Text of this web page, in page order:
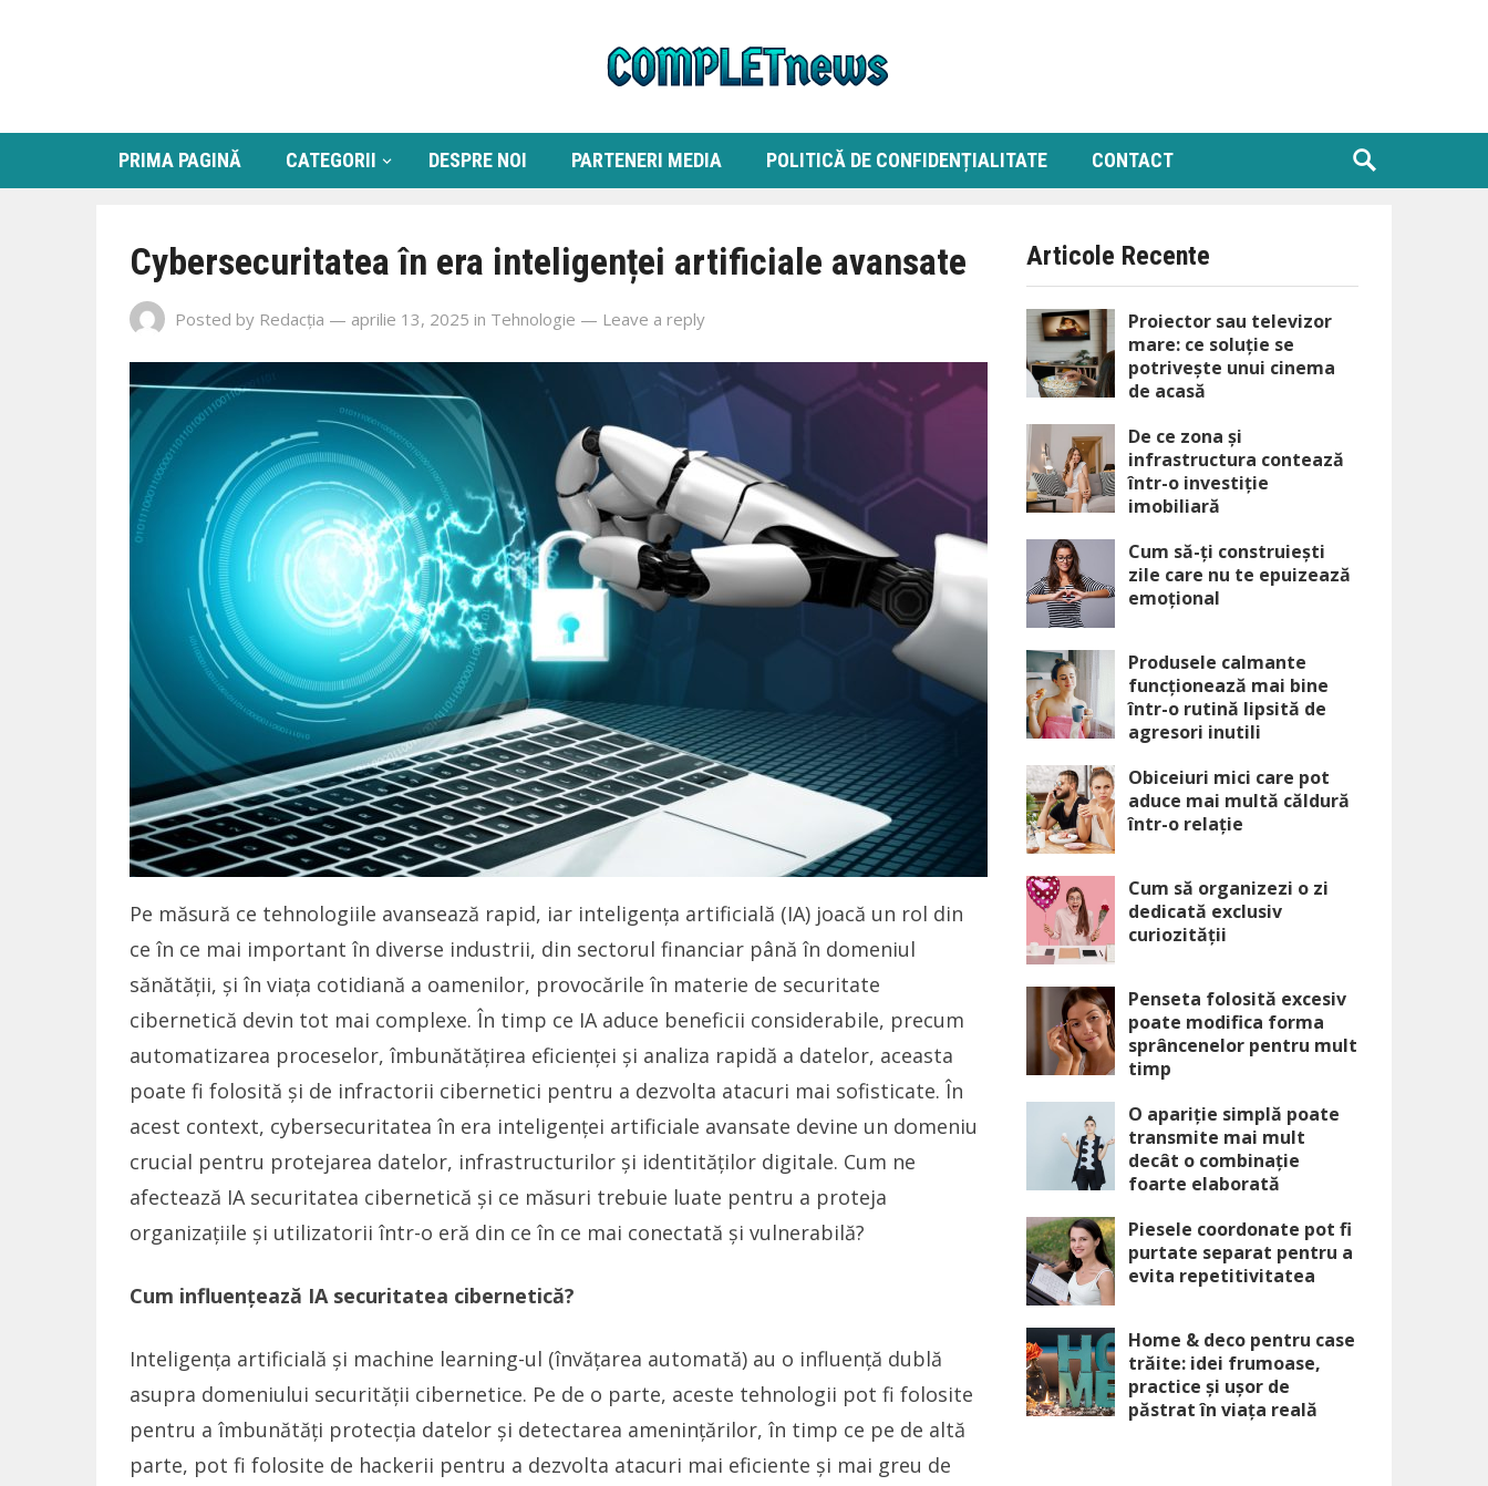
PRIMA PAGINĂ CATEGORII DESPRE NOI PARTENERI MEDIA POLITICĂ DE CONFIDENȚIALITATE CONTACT
Cybersecuritatea în era inteligenței artificiale avansate
Posted by Redacția — aprilie 13, 2025 in Tehnologie — Leave a reply
Pe măsură ce tehnologiile avansează rapid, iar inteligența artificială (IA) joacă un rol din
ce în ce mai important în diverse industrii, din sectorul financiar până în domeniul
sănătății, și în viața cotidiană a oamenilor, provocările în materie de securitate
cibernetică devin tot mai complexe. În timp ce IA aduce beneficii considerabile, precum
automatizarea proceselor, îmbunătățirea eficienței și analiza rapidă a datelor, aceasta
poate fi folosită și de infractorii cibernetici pentru a dezvolta atacuri mai sofisticate. În
acest context, cybersecuritatea în era inteligenței artificiale avansate devine un domeniu
crucial pentru protejarea datelor, infrastructurilor și identităților digitale. Cum ne
afectează IA securitatea cibernetică și ce măsuri trebuie luate pentru a proteja
organizațiile și utilizatorii într-o eră din ce în ce mai conectată și vulnerabilă?
Cum influențează IA securitatea cibernetică?
Inteligența artificială și machine learning-ul (învățarea automată) au o influență dublă
asupra domeniului securității cibernetice. Pe de o parte, aceste tehnologii pot fi folosite
pentru a îmbunătăți protecția datelor și detectarea amenințărilor, în timp ce pe de altă
parte, pot fi folosite de hackerii pentru a dezvolta atacuri mai eficiente și mai greu de
Articole Recente
Proiector sau televizor
mare: ce soluție se
potrivește unui cinema
de acasă
De ce zona și
infrastructura contează
într-o investiție
imobiliară
Cum să-ți construiești
zile care nu te epuizează
emoțional
Produsele calmante
funcționează mai bine
într-o rutină lipsită de
agresori inutili
Obiceiuri mici care pot
aduce mai multă căldură
într-o relație
Cum să organizezi o zi
dedicată exclusiv
curiozității
Penseta folosită excesiv
poate modifica forma
sprâncenelor pentru mult
timp
O apariție simplă poate
transmite mai mult
decât o combinație
foarte elaborată
Piesele coordonate pot fi
purtate separat pentru a
evita repetitivitatea
Home & deco pentru case
trăite: idei frumoase,
practice și ușor de
păstrat în viața reală